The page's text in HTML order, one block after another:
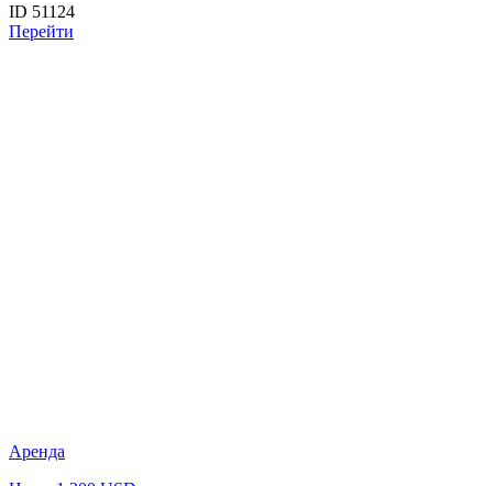
ID 51124
Перейти
Аренда